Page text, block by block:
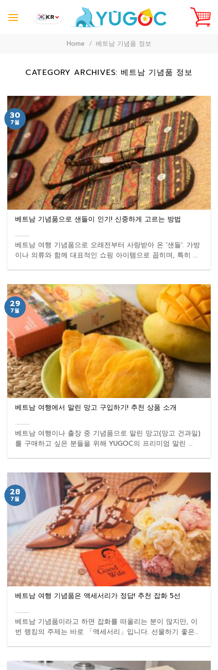
KR
Home / 베트남 기념품 정보
CATEGORY ARCHIVES: 베트남 기념품 정보
베트남 기념품으로 샌들이 인기! 신중하게 고르는 방법
베트남 여행 기념품으로 오래전부터 사랑받아 온 ‘샌들’. 가방
이나 의류와 함께 대표적인 쇼핑 아이템으로 꼽히며, 특히 ...
30
7월
베트남 여행에서 말린 망고 구입하기! 추천 상품 소개
베트남 여행이나 출장 중 기념품으로 말린 망고(망고 건과일)
를 구매하고 싶은 분들을 위해 YUGOC의 프리미엄 말린 ...
29
7월
베트남 여행 기념품은 액세서리가 정답! 추천 잡화 5선
베트남 기념품이라고 하면 잡화를 떠올리는 분이 많지만, 이
번 랭킹의 주제는 바로 「액세서리」입니다. 선물하기 좋은
28
7월